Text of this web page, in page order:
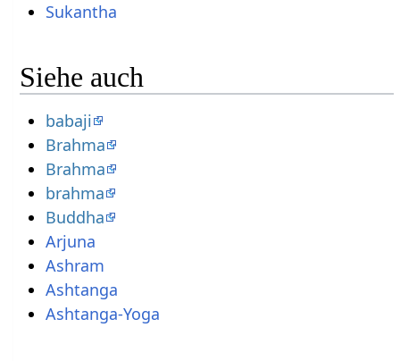
Sukantha
Siehe auch
babaji
Brahma
Brahma
brahma
Buddha
Arjuna
Ashram
Ashtanga
Ashtanga-Yoga